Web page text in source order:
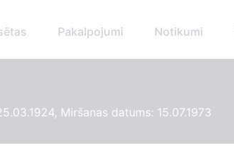
Pakalpojumi Notikumi
Miršanas datums: 15.07.1973